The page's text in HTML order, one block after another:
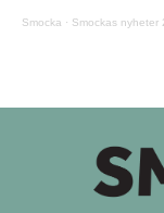
Smocka · Smockas nyheter